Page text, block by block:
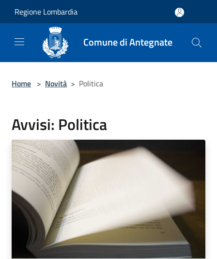
Regione Lombardia
Comune di Antegnate
Home > Novità > Politica
Avvisi: Politica